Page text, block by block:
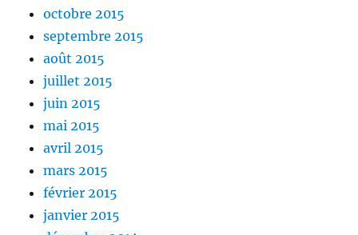
octobre 2015
septembre 2015
août 2015
juillet 2015
juin 2015
mai 2015
avril 2015
mars 2015
février 2015
janvier 2015